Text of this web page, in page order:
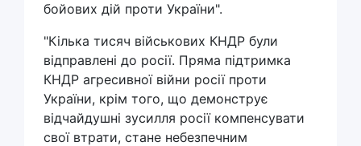
бойових дій проти України".
"Кілька тисяч військових КНДР були
відправлені до росії. Пряма підтримка
КНДР агресивної війни росії проти
України, крім того, що демонструє
відчайдушні зусилля росії компенсувати
свої втрати, стане небезпечним